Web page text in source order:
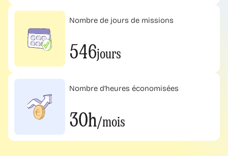
Nombre de jours de missions
546jours
Nombre d’heures économisées
30h/mois